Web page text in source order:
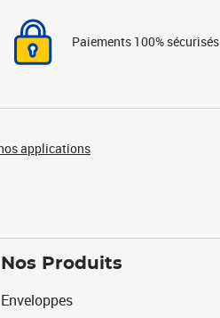
Paiements 100% sécurisés
applications
Nos Produits
Enveloppes